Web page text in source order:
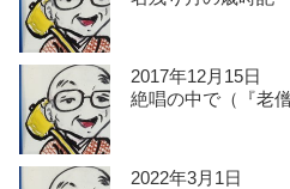
2017年12月15日
絶唱の中で（『老
2022年3月1日